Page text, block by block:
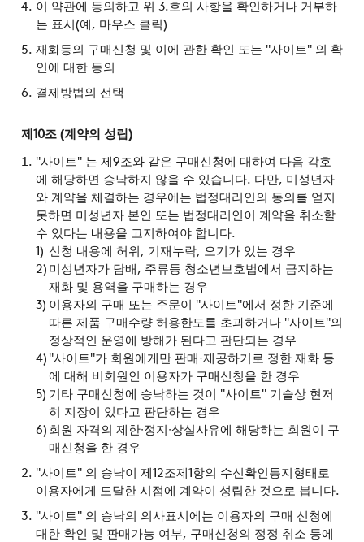
이 약관에 동의하고 위 3.호의 사항을 확인하거나 거부하
는 표시(예, 마우스 클릭)
재화등의 구매신청 및 이에 관한 확인 또는 "사이트" 의 확
인에 대한 동의
결제방법의 선택
제10조 (계약의 성립)
"사이트" 는 제9조와 같은 구매신청에 대하여 다음 각호
에 해당하면 승낙하지 않을 수 있습니다. 다만, 미성년자
와 계약을 체결하는 경우에는 법정대리인의 동의를 얻지
못하면 미성년자 본인 또는 법정대리인이 계약을 취소할
수 있다는 내용을 고지하여야 합니다.
신청 내용에 허위, 기재누락, 오기가 있는 경우
미성년자가 담배, 주류등 청소년보호법에서 금지하는
재화 및 용역을 구매하는 경우
이용자의 구매 또는 주문이 "사이트"에서 정한 기준에
따른 제품 구매수량 허용한도를 초과하거나 "사이트"의
정상적인 운영에 방해가 된다고 판단되는 경우
"사이트"가 회원에게만 판매·제공하기로 정한 재화 등
에 대해 비회원인 이용자가 구매신청을 한 경우
기타 구매신청에 승낙하는 것이 "사이트" 기술상 현저
히 지장이 있다고 판단하는 경우
회원 자격의 제한∙정지∙상실사유에 해당하는 회원이 구
매신청을 한 경우
"사이트" 의 승낙이 제12조제1항의 수신확인통지형태로
이용자에게 도달한 시점에 계약이 성립한 것으로 봅니다.
"사이트" 의 승낙의 의사표시에는 이용자의 구매 신청에
대한 확인 및 판매가능 여부, 구매신청의 정정 취소 등에